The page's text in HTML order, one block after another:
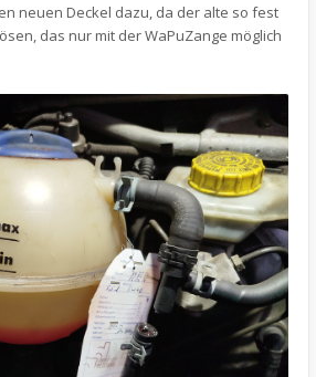
neuen Deckel dazu, da der alte so fest
das nur mit der WaPuZange möglich